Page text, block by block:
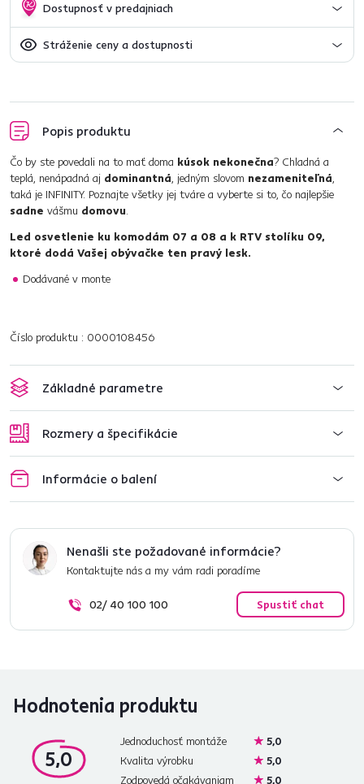
Dostupnosť v predajniach
Stráženie ceny a dostupnosti
Popis produktu
Čo by ste povedali na to mať doma kúsok nekonečna? Chladná a
teplá, nenápadná aj dominantná, jedným slovom nezameniteľná,
taká je INFINITY. Poznajte všetky jej tváre a vyberte si to, čo najlepšie
sadne vášmu domovu.
Led osvetlenie ku komodám 07 a 08 a k RTV stolíku 09,
ktoré dodá Vašej obývačke ten pravý lesk.
Dodávané v monte
Číslo produktu : 0000108456
Základné parametre
Rozmery a špecifikácie
Informácie o balení
Nenašli ste požadované informácie?
Kontaktujte nás a my vám radi poradíme
02/ 40 100 100 Spustiť chat
Hodnotenia produktu
5,0
Jednoduchosť montáže
5,0
Kvalita výrobku
5,0
Zodpovedá očakávaniam
5,0